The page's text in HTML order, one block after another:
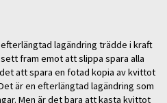
lagändring trädde i kraft
fram emot att slippa spara alla
att spara en fotad kopia av kvittot
är en efterlängtad lagändring som
Men är det bara att kasta kvittot